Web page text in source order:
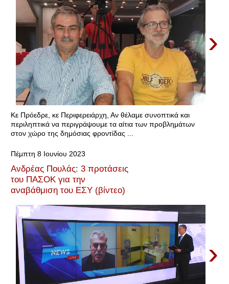
›
Κε Πρόεδρε, κε Περιφερειάρχη, Αν θέλαμε συνοπτικά και
περιληπτικά να περιγράψουμε τα αίτια των προβλημάτων
στον χώρο της δημόσιας φροντίδας ...
Πέμπτη 8 Ιουνίου 2023
Ανδρέας Πουλάς: 3 προτάσεις
του ΠΑΣΟΚ για την
αναβάθμιση του ΕΣΥ (βίντεο)
›